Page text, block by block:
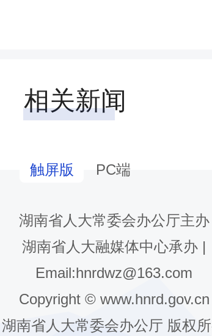
相关新闻
触屏版 PC端
湖南省人大常委会办公厅主办
湖南省人大融媒体中心承办 |
Email:hnrdwz@163.com
Copyright © www.hnrd.gov.cn
湖南省人大常委会办公厅 版权